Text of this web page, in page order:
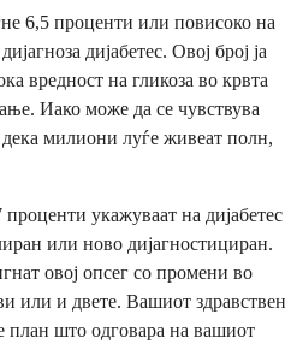
6,5 проценти или повисоко на
дијабетес. Овој број ја
вредност на гликоза во крвта
Иако може да се чувствува
милиони луѓе живеат полн,
укажуваат на дијабетес
или ново дијагностициран.
овој опсег со промени во
или и двете. Вашиот здравствен
план што одговара на вашиот